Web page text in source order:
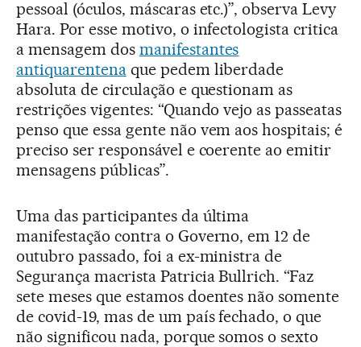
pessoal (óculos, máscaras etc.)”, observa Levy
Hara. Por esse motivo, o infectologista critica
a mensagem dos manifestantes
antiquarentenaque pedem liberdade
absoluta de circulação e questionam as
restrições vigentes: “Quando vejo as passeatas
penso que essa gente não vem aos hospitais; é
preciso ser responsável e coerente ao emitir
mensagens públicas”.
Uma das participantes da última
manifestação contra o Governo, em 12 de
outubro passado, foi a ex-ministra de
Segurança macrista Patricia Bullrich. “Faz
sete meses que estamos doentes não somente
de covid-19, mas de um país fechado, o que
não significou nada, porque somos o sexto